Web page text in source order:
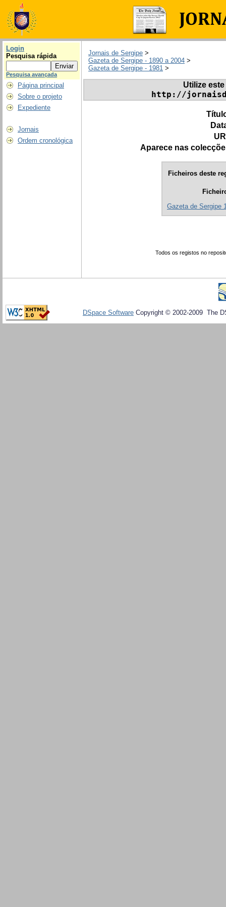
Login
Pesquisa rápida
Pesquisa avançada
Página principal
Sobre o projeto
Expediente
Jornais
Ordem cronológica
Jornais de Sergipe >
Gazeta de Sergipe - 1890 a 2004 >
Gazeta de Sergipe - 1981 >
Utilize
http://
Aparece nas
Ficheiros deste
Gazeta de Sergipe
Todos os registos no
DSpace Software Copyright © 2002-2009 The